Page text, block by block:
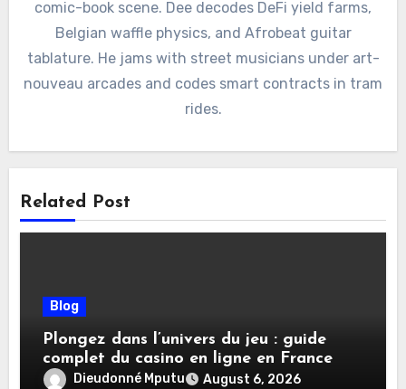
comic-book scene. Dee decodes DeFi yield farms,
Belgian waffle physics, and Afrobeat guitar
tablature. He jams with street musicians under art-
nouveau arcades and codes smart contracts in tram
rides.
Related Post
Blog
Plongez dans l’univers du jeu : guide
complet du casino en ligne en France
Dieudonné Mputu August 6, 2026